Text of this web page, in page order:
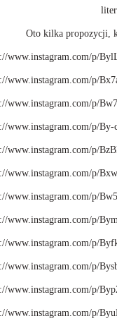
Oto kilka propozycji,
www.instagram.com/p/
www.instagram.com/p/
www.instagram.com/p/
www.instagram.com/p/
www.instagram.com/p/
www.instagram.com/p/
www.instagram.com/p/
www.instagram.com/p/
www.instagram.com/p/
www.instagram.com/p/
www.instagram.com/p/
www.instagram.com/p/